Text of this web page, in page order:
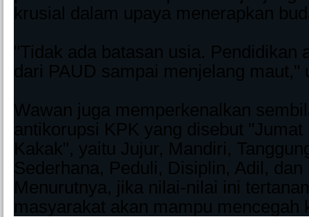
krusial dalam upaya menerapkan
"Tidak ada batasan usia. Pendidikan
dari PAUD sampai menjelang maut,"
Wawan juga memperkenalkan
antikorupsi KPK yang disebut "Jumat
Kakak", yaitu Jujur, Mandiri,
Sederhana, Peduli, Disiplin, Adil,
Menurutnya, jika nilai-nilai ini
masyarakat akan mampu mencegah